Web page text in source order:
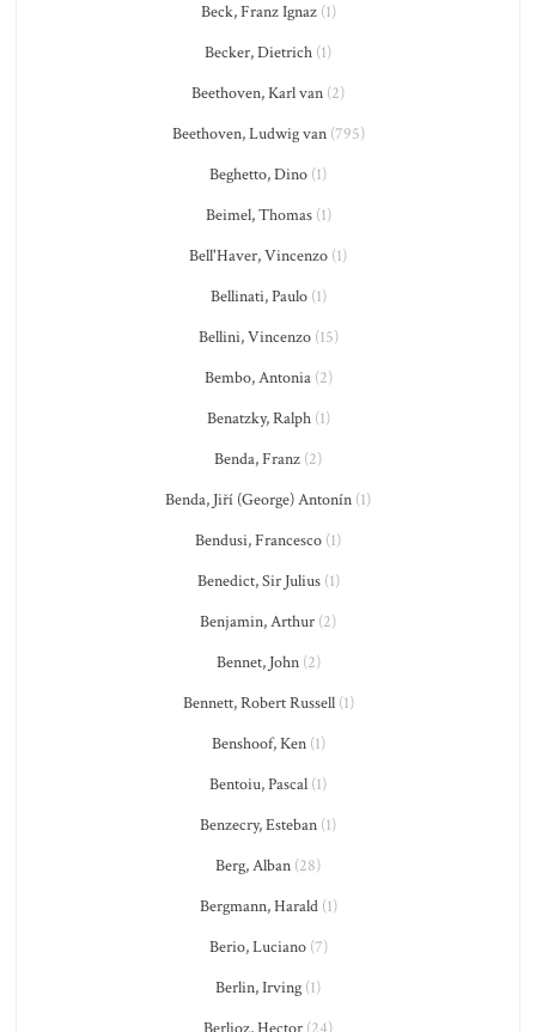
Beck, Franz Ignaz(1)
Becker, Dietrich (1)
Beethoven, Karl van (2)
Beethoven, Ludwig van(795)
Beghetto, Dino (1)
Beimel, Thomas(1)
Bell'Haver, Vincenzo (1)
Bellinati, Paulo(1)
Bellini, Vincenzo(15)
Bembo, Antonia(2)
Benatzky, Ralph(1)
Benda, Franz (2)
Benda, Jiří (George) Antonín (1)
Bendusi, Francesco (1)
Benedict, Sir Julius(1)
Benjamin, Arthur (2)
Bennet, John(2)
Bennett, Robert Russell(1)
Benshoof, Ken(1)
Bentoiu, Pascal (1)
Benzecry, Esteban (1)
Berg, Alban (28)
Bergmann, Harald(1)
Berio, Luciano(7)
Berlin, Irving (1)